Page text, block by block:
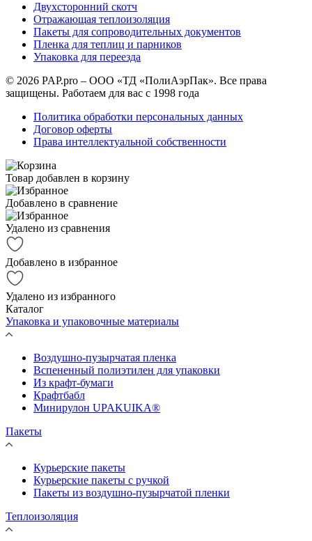
Двухсторонний скотч
Отражающая теплоизоляция
Пакеты для сопроводительных документов
Пленка для теплиц и парников
Упаковка для переезда
© 2026 PAP.pro – ООО «ТД «ПолиАэрПак». Все права
защищены. Работаем для вас с 1998 года
Политика обработки персональных данных
Договор оферты
Права интеллектуальной собственности
Товар добавлен в корзину
Добавлено в сравнение
Удалено из сравнения
Добавлено в избранное
Удалено из избранного
Каталог
Упаковка и упаковочные материалы
Воздушно-пузырчатая пленка
Вспененный полиэтилен для упаковки
Из крафт-бумаги
Крафтбабл
Минирулон UPAKUIKA®
Пакеты
Курьерские пакеты
Курьерские пакеты с ручкой
Пакеты из воздушно-пузырчатой пленки
Теплоизоляция